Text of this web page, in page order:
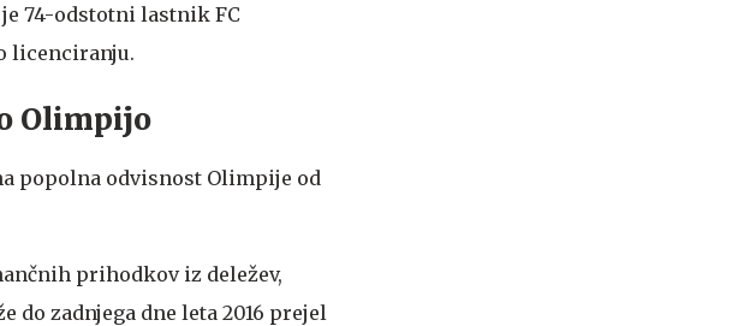
74-odstotni lastnik FC
licenciranju.
Olimpijo
popolna odvisnost Olimpije od
prihodkov iz deležev,
do zadnjega dne leta 2016 prejel